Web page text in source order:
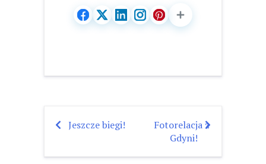
Nawigacja
wpisu
Jeszcze biegi!
Fotorelacja z
Gdyni!